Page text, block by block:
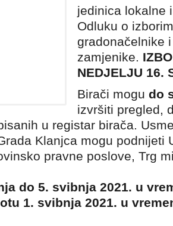
jedinica lokalne
Odluku o
gradonačelnike
zamjenike.
NEDJELJU 16.
Birači mogu do
izvršiti pregled,
u registar birača.
Klanjca mogu podnijeti
pravne poslove, Trg
do 5. svibnja 2021. u
1. svibnja 2021. u